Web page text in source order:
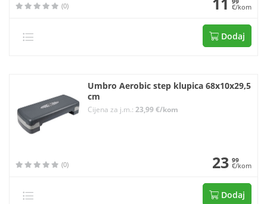
(0) €/kom
Dodaj
Umbro Aerobic step klupica 68x10x29,5
cm
Cijena za j.m.: 23,99 €/kom
(0) 23 99
€/kom
Dodaj